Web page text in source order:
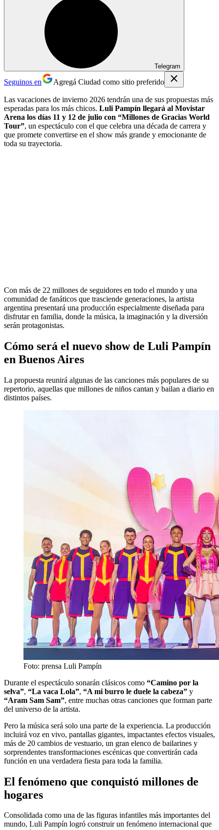
Telegram
Seguinos en Agregá Ciudad como sitio preferido
Las vacaciones de invierno 2026 tendrán una de sus propuestas más
esperadas para los más chicos. Luli Pampín llegará al Movistar
Arena los días 11 y 12 de julio con “Millones de Gracias World
Tour”, un espectáculo con el que celebra una década de carrera y
que promete convertirse en el show más grande y emocionante de
toda su trayectoria.
Con más de 22 millones de seguidores en todo el mundo y una
comunidad de fanáticos que trasciende generaciones, la artista
argentina presentará una producción especialmente diseñada para
disfrutar en familia, donde la música, la imaginación y la diversión
serán protagonistas.
Cómo será el nuevo show de Luli Pampín
en Buenos Aires
La propuesta reunirá algunas de las canciones más populares de su
repertorio, aquellas que millones de niños cantan y bailan a diario en
distintos países.
Foto: prensa Luli Pampín
Durante el espectáculo sonarán clásicos como “Camino por la
selva”, “La vaca Lola”, “A mi burro le duele la cabeza” y
“Aram Sam Sam”, entre muchas otras canciones que forman parte
del universo de la artista.
Pero la música será solo una parte de la experiencia. La producción
incluirá voz en vivo, pantallas gigantes, impactantes efectos visuales,
más de 20 cambios de vestuario, un gran elenco de bailarines y
sorprendentes transformaciones escénicas que convertirán cada
función en una verdadera fiesta para toda la familia.
El fenómeno que conquistó millones de
hogares
Consolidada como una de las figuras infantiles más importantes del
mundo, Luli Pampín logró construir un fenómeno internacional que